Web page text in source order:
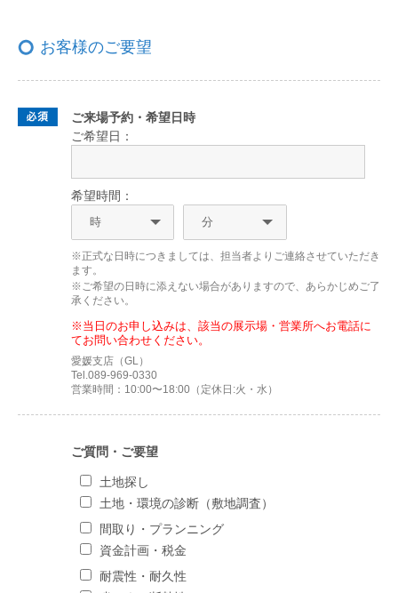
お客様のご要望
ご来場予約・希望日時
ご希望日：
希望時間：
※正式な日時につきましては、担当者よりご連絡させていただき
ます。
※ご希望の日時に添えない場合がありますので、あらかじめご了
承ください。
※当日のお申し込みは、該当の展示場・営業所へお電話に
てお問い合わせください。
愛媛支店（GL）
Tel.089-969-0330
営業時間：10:00〜18:00（定休日:火・水）
ご質問・ご要望
土地探し
土地・環境の診断（敷地調査）
間取り・プランニング
資金計画・税金
耐震性・耐久性